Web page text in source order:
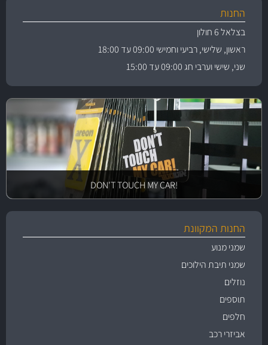
החנות
בצלאל 6 חולון
ראשון, שלישי, רביעי וחמישי 09:00 עד 18:00
שני, שישי וערבי חג 09:00 עד 15:00
!DON'T TOUCH MY CAR
החנות המקוונת
שמני מנוע
שמני תיבת הילוכים
נוזלים
תוספים
חלפים
אביזרי רכב